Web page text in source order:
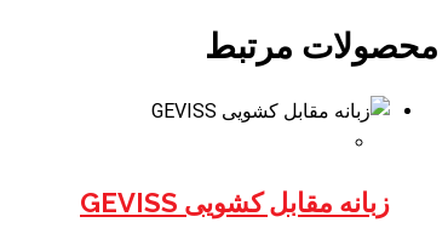
محصولات مرتبط
زبانه مقابل کشویی GEVISS